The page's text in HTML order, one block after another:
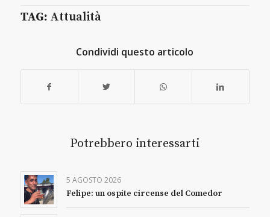
TAG: Attualità
Condividi questo articolo
Potrebbero interessarti
5 AGOSTO 2026
Felipe: un ospite circense del Comedor